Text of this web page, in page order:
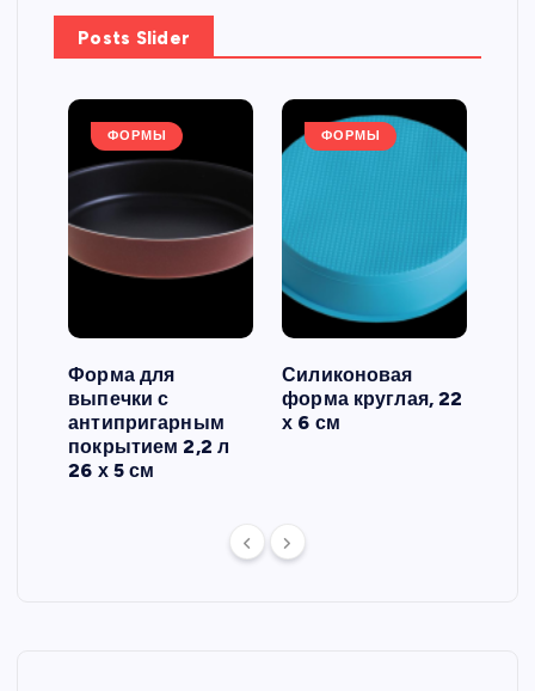
Posts Slider
ФОРМЫ
Форма для
выпечки с
антипригарным
покрытием 2,2 л
26 х 5 см
ФОРМЫ
Силиконовая
форма круглая, 22
х 6 см